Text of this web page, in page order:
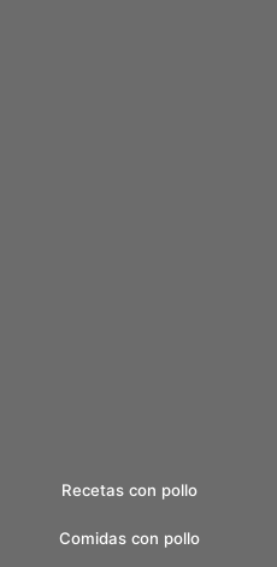
Recetas con pollo
Comidas con pollo